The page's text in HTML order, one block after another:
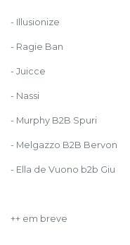
- Illusionize
- Ragie Ban
- Juicce
- Nassi
- Murphy B2B Spuri
- Melgazzo B2B Bervon
- Ella de Vuono b2b Giu
++ em breve